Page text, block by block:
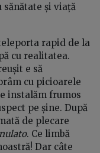
sănătate și viață
rapid de la
cu realitatea.
e să
cu picioarele
instalăm frumos
pe șine. După
de plecare
. Ce limbă
Dar câte